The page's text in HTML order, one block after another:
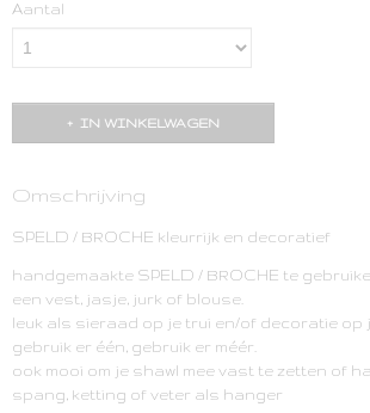
Aantal
IN WINKELWAGEN
Omschrijving
SPELD / BROCHE kleurrijk en decoratief
handgemaakte SPELD / BROCHE te
een vest, jasje, jurk of blouse.
leuk als sieraad op je trui en/of decoratie op
gebruik er één, gebruik er méér.
ook mooi om je shawl mee vast te zetten of
spang, ketting of veter